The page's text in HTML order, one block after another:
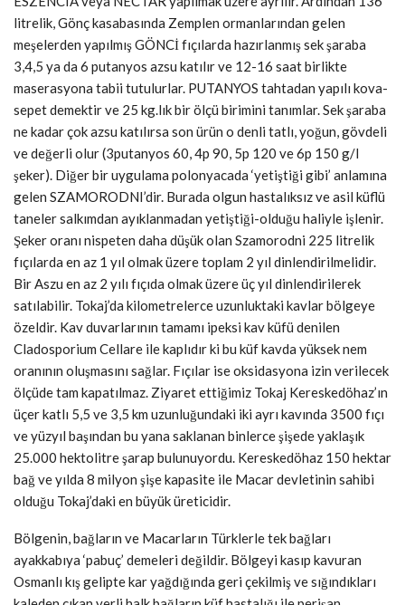
litrelik, Gönç kasabasında Zemplen ormanlarından gelen
meşelerden yapılmış GÖNCİ fıçılarda hazırlanmış sek şaraba
3,4,5 ya da 6 putanyos azsu katılır ve 12-16 saat birlikte
maserasyona tabii tutulurlar. PUTANYOS tahtadan yapılı kova-
sepet demektir ve 25 kg.lık bir ölçü birimini tanımlar.Sek şaraba
ne kadar çok azsu katılırsa son ürün o denli tatlı, yoğun, gövdeli
ve değerli olur (3putanyos 60, 4p 90, 5p 120 ve 6p 150 g/l
şeker). Diğer bir uygulama polonyacada ‘yetiştiği gibi’ anlamına
gelen SZAMORODNI’dir. Burada olgun hastalıksız ve asil küflü
taneler salkımdan ayıklanmadan yetiştiği-olduğu haliyle işlenir.
Şeker oranı nispeten daha düşük olan Szamorodni 225 litrelik
fıçılarda en az 1 yıl olmak üzere toplam 2 yıl dinlendirilmelidir.
Bir Aszu en az 2 yılı fıçıda olmak üzere üç yıl dinlendirilerek
satılabilir. Tokaj’da kilometrelerce uzunluktaki kavlar bölgeye
özeldir. Kav duvarlarının tamamı ipeksi kav küfü denilen
Cladosporium Cellare ile kaplıdır ki bu küf kavda yüksek nem
oranının oluşmasını sağlar. Fıçılar ise oksidasyona izin verilecek
ölçüde tam kapatılmaz. Ziyaret ettiğimiz Tokaj Kereskedöhaz’ın
üçer katlı 5,5 ve 3,5 km uzunluğundaki iki ayrı kavında 3500 fıçı
ve yüzyıl başından bu yana saklanan binlerce şişede yaklaşık
25.000 hektolitre şarap bulunuyordu. Kereskedöhaz 150 hektar
bağ ve yılda 8 milyon şişe kapasite ile Macar devletinin sahibi
olduğu Tokaj’daki en büyük üreticidir.
Bölgenin, bağların ve Macarların Türklerle tek bağları
ayakkabıya ‘pabuç’ demeleri değildir. Bölgeyi kasıp kavuran
Osmanlı kış gelipte kar yağdığında geri çekilmiş ve sığındıkları